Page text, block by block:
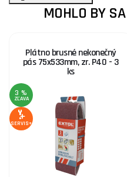
MOHLO BY
Plátno brusné nekonečný
pás 75x533mm, zr. P40 - 3
ks
3 %
ZĽAVA
SERVIS+